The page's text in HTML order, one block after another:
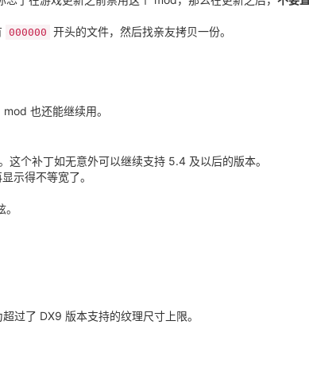
000000 开头的文件，然后找亲友拷贝一份。
也还能继续用。
个补丁如无意外可以继续支持 5.4 及以后的版本。
示得不等宽了。
过了 DX9 版本支持的纹理尺寸上限。